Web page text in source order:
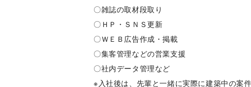
〇雑誌の取材段取り
〇ＨＰ・ＳＮＳ更新
〇ＷＥＢ広告作成・掲載
〇集客管理などの営業支援
〇社内データ管理など
※入社後は、先輩と一緒に実際に建築中の案